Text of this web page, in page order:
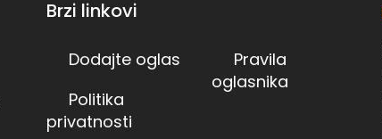
Brzi linkovi
Dodajte oglas
Politika
privatnosti
Pravila
oglasnika